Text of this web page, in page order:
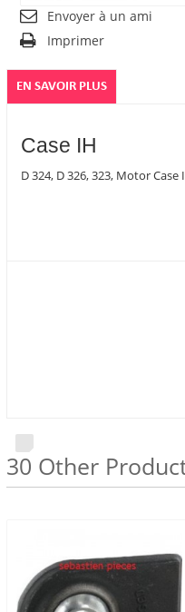
Envoyer à un ami
Imprimer
EN SAVOIR PLUS
Case IH
D 324, D 326, 323, Motor Case
30 Other